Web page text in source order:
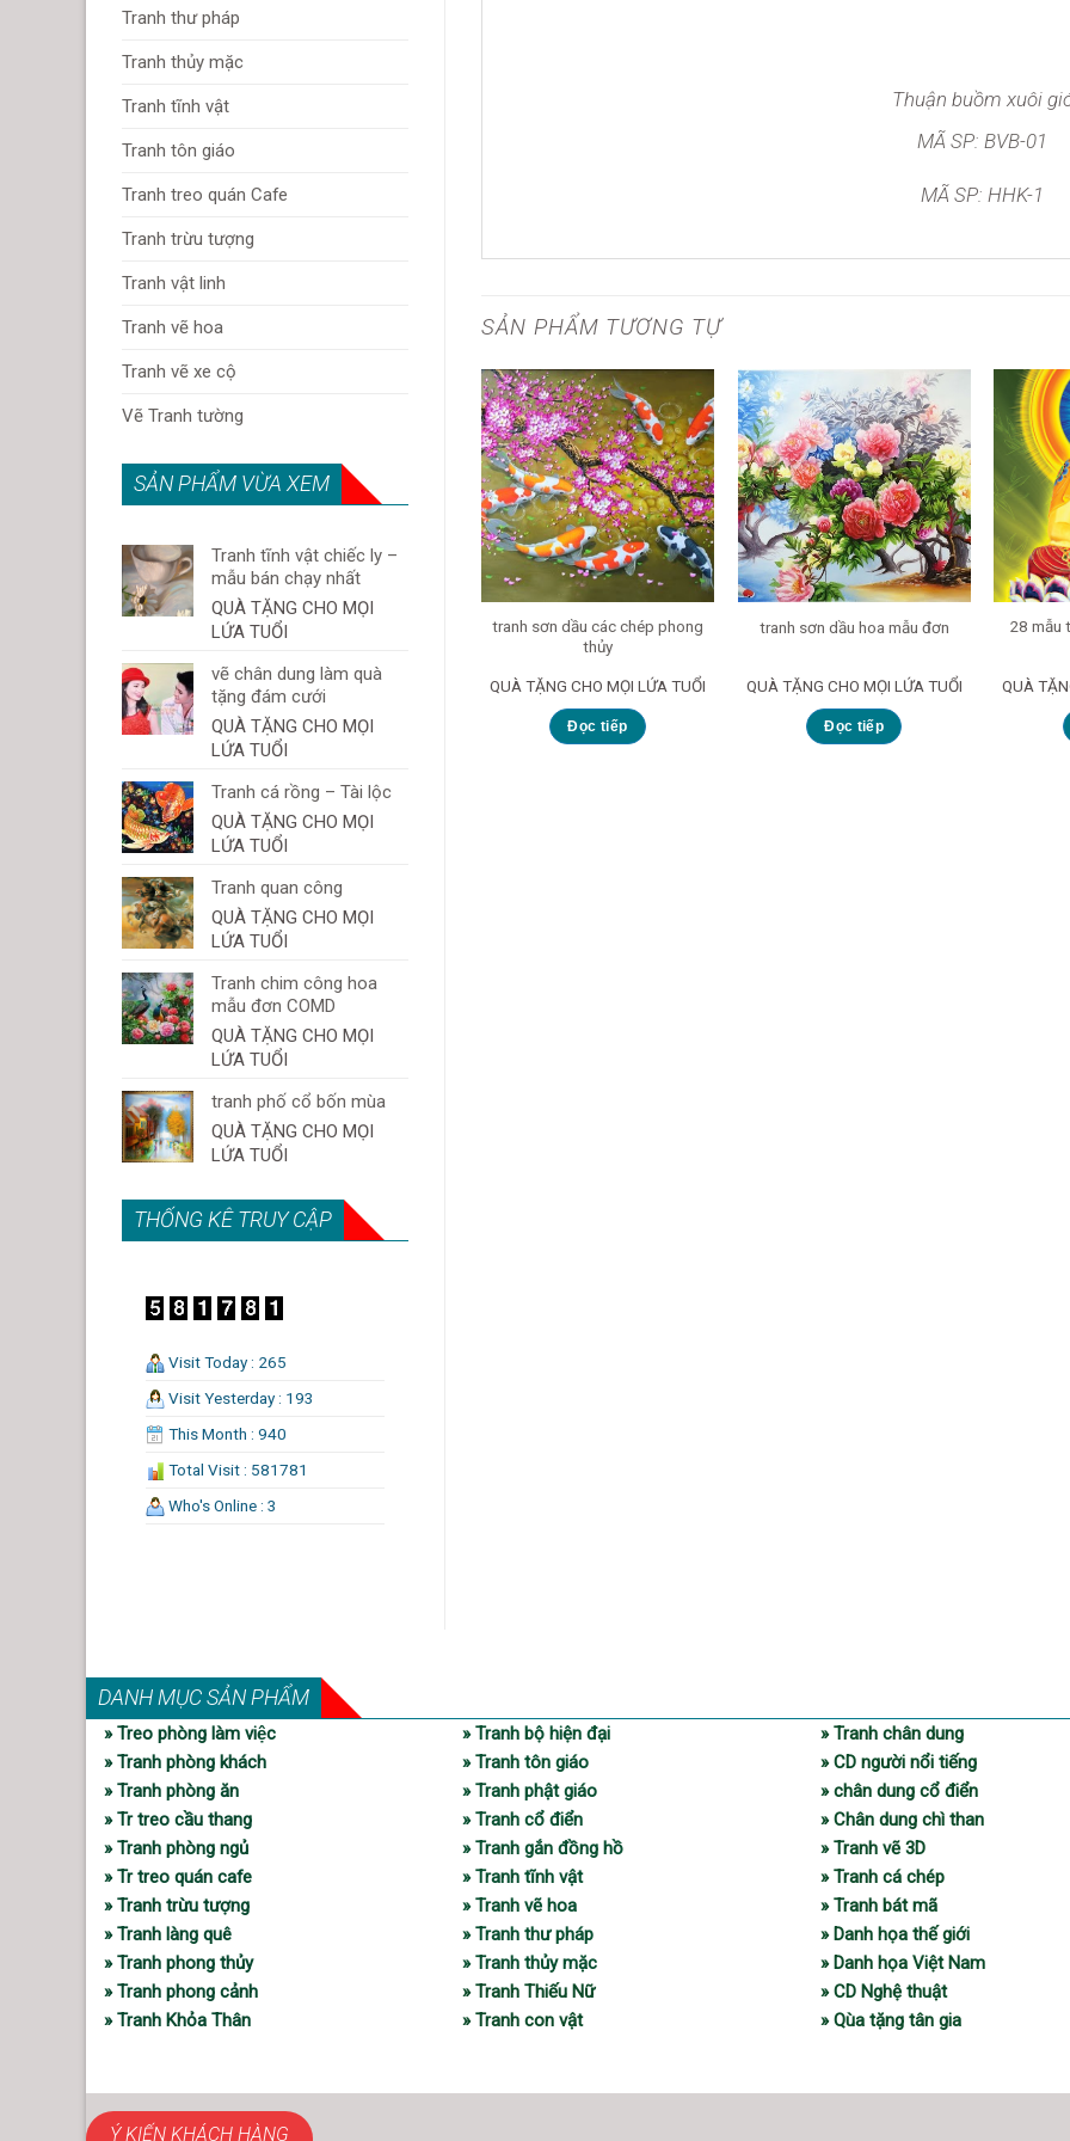
Tranh thư pháp
Tranh thủy mặc
Tranh tĩnh vật
Tranh tôn giáo
Tranh treo quán Cafe
Tranh trừu tượng
Tranh vật linh
Tranh vẽ hoa
Tranh vẽ xe cộ
Vẽ Tranh tường
SẢN PHẨM VỪA XEM
Tranh tĩnh vật chiếc ly –
mẫu bán chạy nhất
QUÀ TẶNG CHO MỌI
LỨA TUỔI
vẽ chân dung làm quà
tặng đám cưới
QUÀ TẶNG CHO MỌI
LỨA TUỔI
Tranh cá rồng – Tài lộc
QUÀ TẶNG CHO MỌI
LỨA TUỔI
Tranh quan công
QUÀ TẶNG CHO MỌI
LỨA TUỔI
Tranh chim công hoa
mẫu đơn COMD
QUÀ TẶNG CHO MỌI
LỨA TUỔI
tranh phố cổ bốn mùa
QUÀ TẶNG CHO MỌI
LỨA TUỔI
THỐNG KÊ TRUY CẬP
Visit Today : 265
Visit Yesterday : 193
This Month : 940
Total Visit : 581781
Who's Online : 3
Thuận buồm xuôi
MÃ SP: BVB-01
MÃ SP: HHK-1
SẢN PHẨM TƯƠNG TỰ
tranh sơn dầu các chép phong
thủy
QUÀ TẶNG CHO MỌI LỨA TUỔI
Đọc tiếp
tranh sơn dầu hoa mẫu đơn
QUÀ TẶNG CHO MỌI LỨA TUỔI
Đọc tiếp
28 mẫu
QUÀ
DANH MỤC SẢN PHẨM
» Treo phòng làm việc
» Tranh phòng khách
» Tranh phòng ăn
» Tr treo cầu thang
» Tranh phòng ngủ
» Tr treo quán cafe
» Tranh trừu tượng
» Tranh làng quê
» Tranh phong thủy
» Tranh phong cảnh
» Tranh Khỏa Thân
» Tranh bộ hiện đại
» Tranh tôn giáo
» Tranh phật giáo
» Tranh cổ điển
» Tranh gắn đồng hồ
» Tranh tĩnh vật
» Tranh vẽ hoa
» Tranh thư pháp
» Tranh thủy mặc
» Tranh Thiếu Nữ
» Tranh con vật
» Tranh chân dung
» CD người nổi tiếng
» chân dung cổ điển
» Chân dung chì than
» Tranh vẽ 3D
» Tranh cá chép
» Tranh bát mã
» Danh họa thế giới
» Danh họa Việt Nam
» CD Nghệ thuật
» Qùa tặng tân gia
Ý KIẾN KHÁCH HÀNG